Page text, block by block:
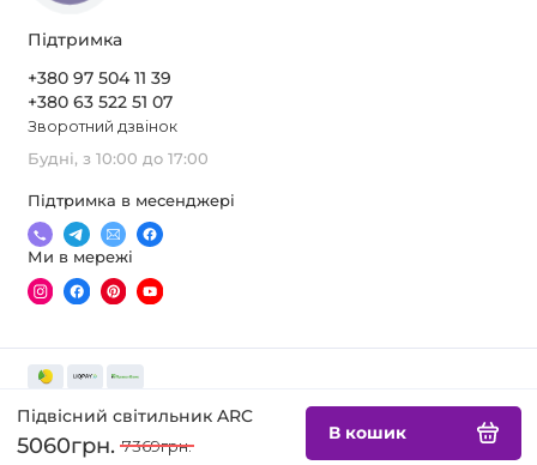
Підвісний світильник ARC
5060грн. 7369грн.
В кошик
Підтримка
+380 97 504 11 39
+380 63 522 51 07
Зворотний дзвінок
Будні, з 10:00 до 17:00
Підтримка в месенджері
Ми в мережі